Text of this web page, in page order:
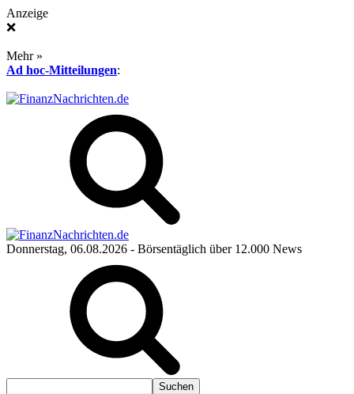
Anzeige
❌
Mehr »
Ad hoc-Mitteilungen:
Donnerstag, 06.08.2026 - Börsentäglich über 12.000 News